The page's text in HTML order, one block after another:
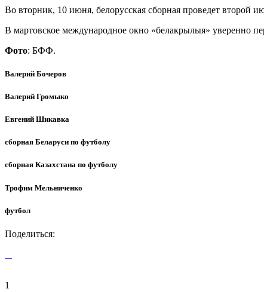
Во вторник, 10 июня, белорусская сборная проведет второй
В мартовское международное окно «белакрылыя» уверенно
Фото: БФФ.
Валерий Бочеров
Валерий Громыко
Евгений Шикавка
сборная Беларуси по футболу
сборная Казахстана по футболу
Трофим Мельниченко
футбол
Поделиться:
1